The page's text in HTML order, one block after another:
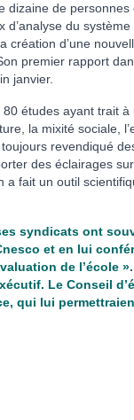
dizaine de personnes
du
création d’une
premier rapport
janvier.
études ayant trait
la mixité sociale,
revendiqué
des éclairages
a fait un outil
syndicats ont
et en lui
de l’école
Le Conseil
qui lui